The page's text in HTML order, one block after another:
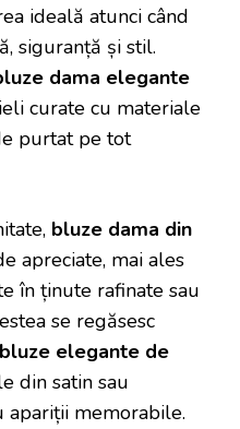
ideală atunci când
siguranță și stil.
dama elegante
curate cu materiale
purtat pe tot
bluze dama din
apreciate, mai ales
în ținute rafinate sau
se regăsesc
bluze elegante de
din satin sau
apariții memorabile.